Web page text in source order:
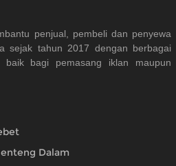
penjual, pembeli dan penyewa
sejak tahun 2017 dengan berbagai
baik bagi pemasang iklan maupun
Dalam